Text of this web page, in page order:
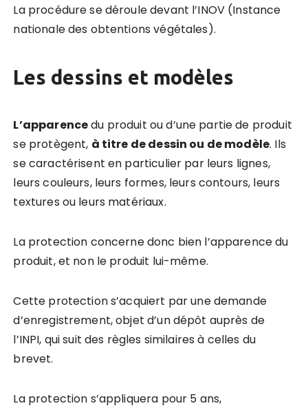
La procédure se déroule devant l’INOV (Instance
nationale des obtentions végétales).
Les dessins et modèles
L’apparencedu produit ou d’une partie de produit
se protègent, à titre de dessin ou de modèle. Ils
se caractérisent en particulier par leurs lignes,
leurs couleurs, leurs formes, leurs contours, leurs
textures ou leurs matériaux.
La protection concerne donc bien l’apparence du
produit, et non le produit lui-même.
Cette protection s’acquiert par une demande
d’enregistrement, objet d’un dépôt auprès de
l’INPI, qui suit des règles similaires à celles du
brevet.
La protection s’appliquera pour 5 ans,